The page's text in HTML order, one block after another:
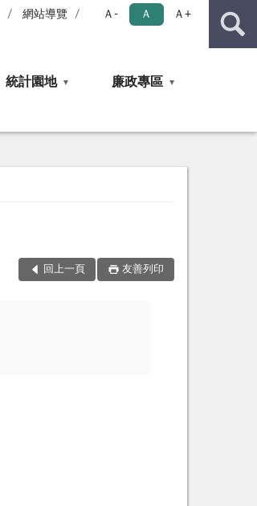
網站導覽 Ａ- Ａ Ａ+
統計園地 廉政專區
回上一頁 友善列印